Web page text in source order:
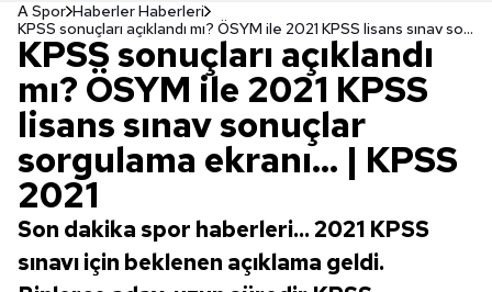
A Spor Haberler Haberleri
KPSS sonuçları açıklandı mı? ÖSYM ile 2021 KPSS lisans sınav sonuçlar sorgulama ekranı... | KPSS 2021
KPSS sonuçları açıklandı
mı? ÖSYM ile 2021 KPSS
lisans sınav sonuçlar
sorgulama ekranı... | KPSS
2021
Son dakika spor haberleri... 2021 KPSS
sınavı için beklenen açıklama geldi.